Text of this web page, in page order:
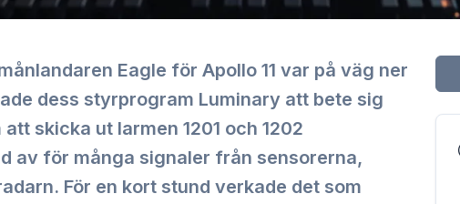
Eagle för Apollo 11 var på väg ner
dess styrprogram Luminary att bete sig
skicka ut larmen 1201 och 1202
av för många signaler från sensorerna,
För en kort stund verkade det som